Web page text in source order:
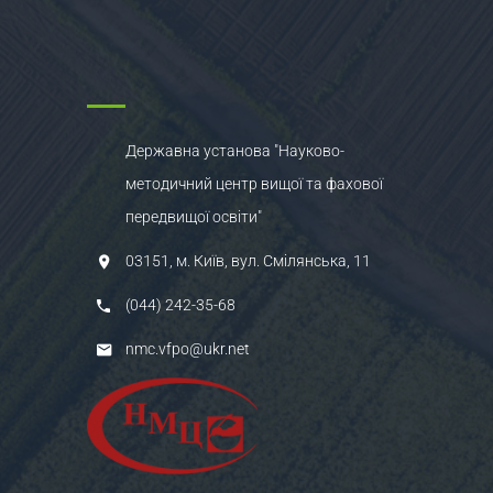
Державна установа "Науково-
методичний центр вищої та фахової
передвищої освіти"
03151, м. Київ, вул. Смілянська, 11
(044) 242-35-68
nmc.vfpo@ukr.net